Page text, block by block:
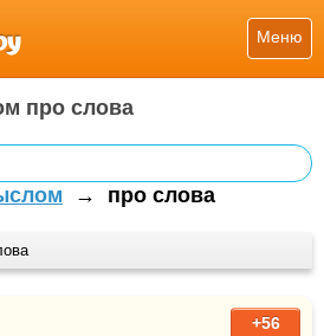
Меню
про слова
→ про слова
+56